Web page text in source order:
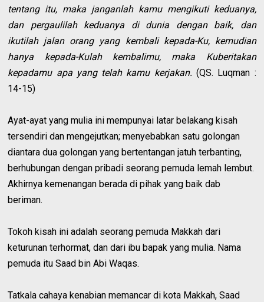
tentang itu, maka janganlah kamu mengikuti keduanya,
dan pergaulilah keduanya di dunia dengan baik, dan
ikutilah jalan orang yang kembali kepada-Ku, kemudian
hanya kepada-Kulah kembalimu, maka Kuberitakan
kepadamu apa yang telah kamu kerjakan. (QS. Luqman :
14-15)
Ayat-ayat yang mulia ini mempunyai latar belakang kisah
tersendiri dan mengejutkan; menyebabkan satu golongan
diantara dua golongan yang bertentangan jatuh terbanting,
berhubungan dengan pribadi seorang pemuda lemah lembut.
Akhirnya kemenangan berada di pihak yang baik dab
beriman.
Tokoh kisah ini adalah seorang pemuda Makkah dari
keturunan terhormat, dan dari ibu bapak yang mulia. Nama
pemuda itu Saad bin Abi Waqas.
Tatkala cahaya kenabian memancar di kota Makkah, Saad